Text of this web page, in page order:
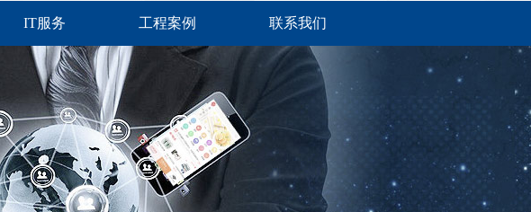
IT服务 工程案例 联系我们